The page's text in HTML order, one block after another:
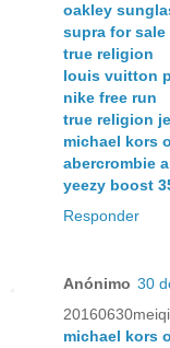
oakley
supra for sale
true religion
louis vuitton
nike free run
true religion
michael kors
abercrombie
yeezy boost
Responder
Anónimo 30
michael kors